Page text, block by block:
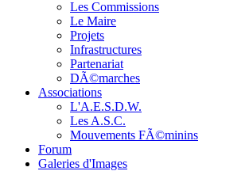
Les Commissions
Le Maire
Projets
Infrastructures
Partenariat
DÃ©marches
Associations
L'A.E.S.D.W.
Les A.S.C.
Mouvements FÃ©minins
Forum
Galeries d'Images